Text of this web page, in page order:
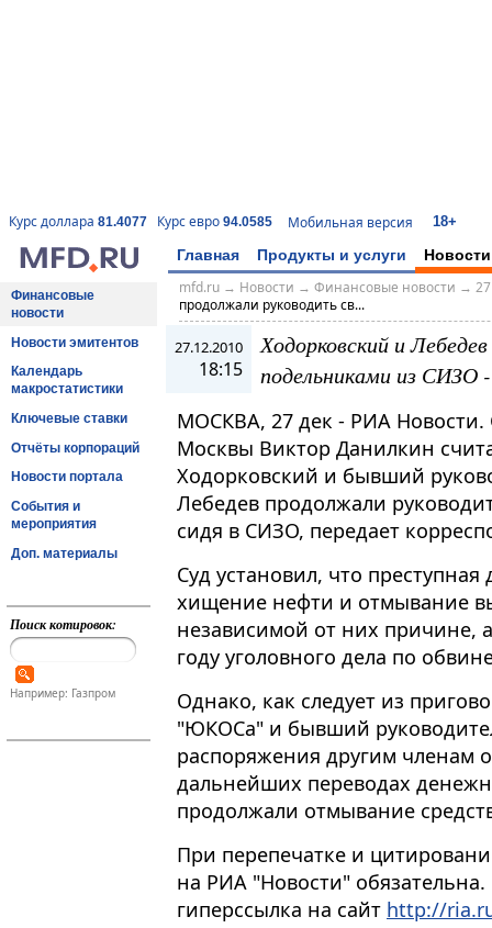
Курс доллара 81.4077 Курс евро 94.0585 Мобильная версия 18+
Главная Продукты и услуги Новости
Финансовые
новости
Новости эмитентов
Календарь
макростатистики
Ключевые ставки
Отчёты корпораций
Новости портала
События и
мероприятия
Доп. материалы
Поиск котировок:
Например: Газпром
mfd.ru→ Новости → Финансовые новости →
продолжали руководить св...
27.12.2010
18:15
Ходорковский и
подельниками из СИЗО
МОСКВА, 27 дек - РИА Новости.
Москвы Виктор Данилкин
Ходорковский и бывший
Лебедев продолжали
сидя в СИЗО, передает
Суд установил, что
хищение нефти и отмывание
независимой от них причине,
году уголовного дела по
Однако, как следует из
"ЮКОСа" и бывший
распоряжения другим членам
дальнейших переводах
продолжали отмывание
При перепечатке и
на РИА "Новости"
гиперссылка на сайт http://